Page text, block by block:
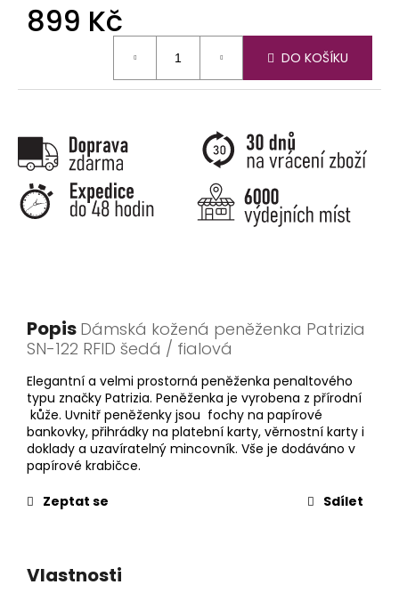
899 Kč
DO KOŠÍKU
Popis Dámská kožená peněženka Patrizia
SN-122 RFID šedá / fialová
Elegantní a velmi prostorná peněženka penaltového
typu značky Patrizia. Peněženka je vyrobena z přírodní
kůže. Uvnitř peněženky jsou fochy na papírové
bankovky, přihrádky na platební karty, věrnostní karty i
doklady a uzavíratelný mincovník. Vše je dodáváno v
papírové krabičce.
Zeptat se
Sdílet
Vlastnosti